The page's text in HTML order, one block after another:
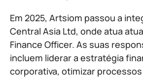
Em 2025, Artsiom passou a
Central Asia Ltd, onde atua
Finance Officer. As suas
incluem liderar a estratégia
corporativa, otimizar